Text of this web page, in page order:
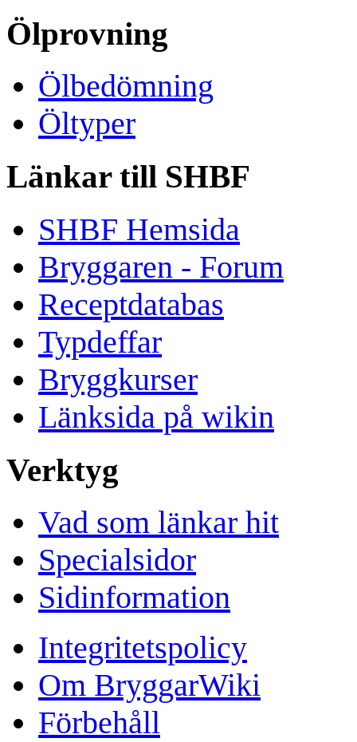
Ölprovning
Ölbedömning
Öltyper
Länkar till SHBF
SHBF Hemsida
Bryggaren - Forum
Receptdatabas
Typdeffar
Bryggkurser
Länksida på wikin
Verktyg
Vad som länkar hit
Specialsidor
Sidinformation
Integritetspolicy
Om BryggarWiki
Förbehåll